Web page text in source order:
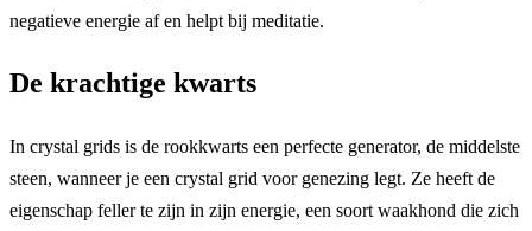
negatieve energie af en helpt bij meditatie.
De krachtige kwarts
In crystal grids is de rookkwarts een perfecte generator, de middelste
steen, wanneer je een crystal grid voor genezing legt. Ze heeft de
eigenschap feller te zijn in zijn energie, een soort waakhond die zich